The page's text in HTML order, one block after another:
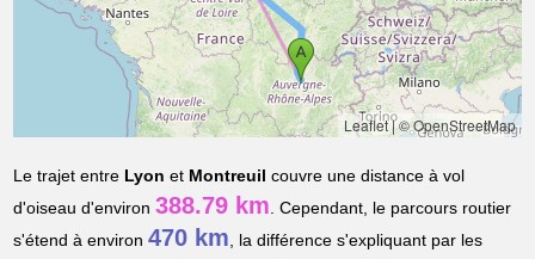
Leaflet|© OpenStreetMap
Le trajet entre Lyon et Montreuil couvre une distance à vol
d'oiseau d'environ388.79 km. Cependant, le parcours routier
s'étend à environ470 km, la différence s'expliquant par les